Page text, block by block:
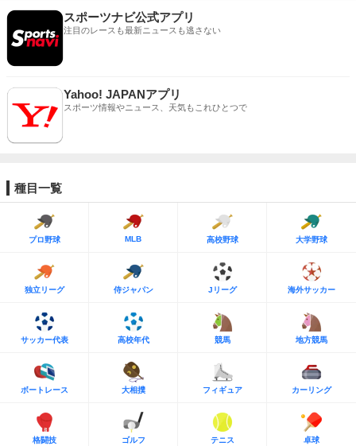
スポーツナビ公式アプリ
注目のレースも最新ニュースも逃さない
Yahoo! JAPANアプリ
スポーツ情報やニュース、天気もこれひとつで
種目一覧
プロ野球 MLB 高校野球 大学野球
独立リーグ 侍ジャパン Jリーグ 海外サッカー
サッカー代表 高校年代 競馬 地方競馬
ボートレース 大相撲 フィギュア カーリング
格闘技 ゴルフ テニス 卓球